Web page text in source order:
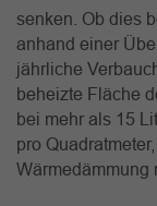
senken. Ob dies
anhand einer
jährliche
beheizte Fläche
bei mehr als 15
pro
Wärmedämmung